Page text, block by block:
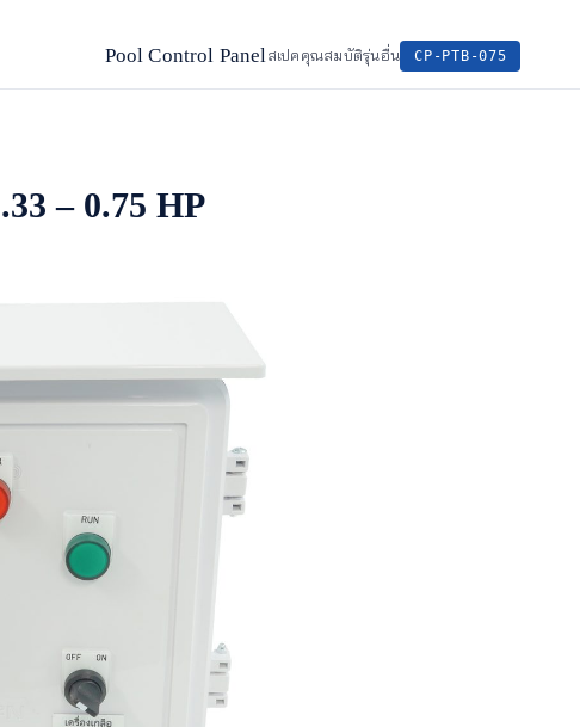
Pool Control Panelสเปคคุณสมบัติรุ่นอื่น CP-PTB-075
– 0.75 HP